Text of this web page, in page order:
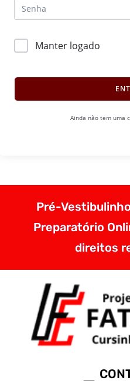
Manter logado
Ainda não tem uma
Pré-
Preparatório
direitos